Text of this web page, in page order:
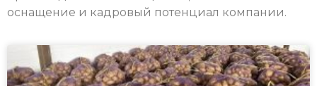
оснащение и кадровый потенциал компании.